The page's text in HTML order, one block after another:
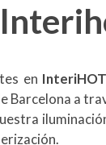
en
Barcelona a